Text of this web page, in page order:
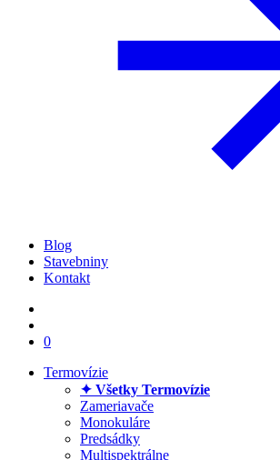
Blog
Stavebniny
Kontakt
0
Termovízie
✦ Všetky Termovízie
Zameriavače
Monokuláre
Predsádky
Multispektrálne